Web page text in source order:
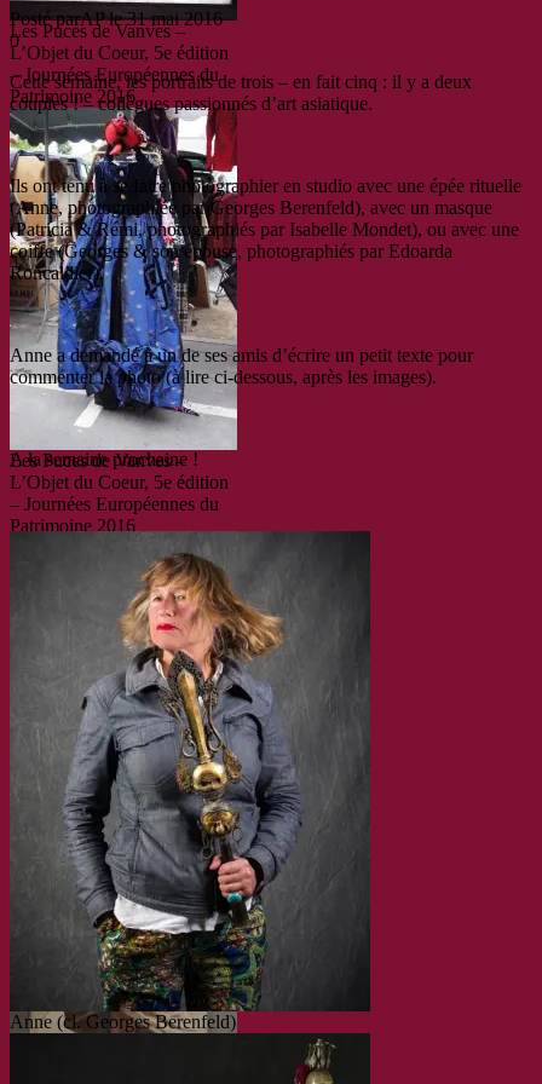
Les Puces de Vanves –
L’Objet du Coeur, 5e édition
– Journées Européennes du
Patrimoine 2016
Les Puces de Vanves –
L’Objet du Coeur, 5e édition
– Journées Européennes du
Patrimoine 2016
Les Puces de Vanves –
L’Objet du Coeur, 5e édition
– Journées Européennes du
Patrimoine 2016
Posté parAPle31 mai 2016
0
Cette semaine, les portraits de trois – en fait cinq : il y a deux
couples ! – collègues passionnés d’art asiatique.
Ils ont tenu à se faire photographier en studio avec une épée rituelle
(Anne, photographiée par Georges Berenfeld), avec un masque
(Patricia & Rémi, photographiés par Isabelle Mondet), ou avec une
coiffe (Georges & son épouse, photographiés par Edoarda
Roncaldier).
Anne a demandé à un de ses amis d’écrire un petit texte pour
commenter la photo (à lire ci-dessous, après les images).
A la semaine prochaine !
Anne (cl. Georges Berenfeld)